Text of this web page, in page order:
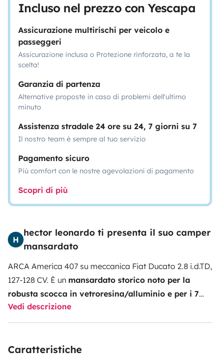
Incluso nel prezzo con Yescapa
Assicurazione multirischi per veicolo e
passeggeri
Assicurazione inclusa o Protezione rinforzata, a te la
scelta!
Garanzia di partenza
Alternative proposte in caso di problemi dell'ultimo
minuto
Assistenza stradale 24 ore su 24, 7 giorni su 7
Il nostro team è sempre al tuo servizio
Pagamento sicuro
Più comfort con le nostre agevolazioni di pagamento
Scopri di più
H
hector leonardo ti presenta il suo camper
mansardato
ARCA America 407 su meccanica Fiat Ducato 2.8 i.d.TD,
127-128 CV. È un mansardato storico noto per la
robusta scocca in vetroresina/alluminio e per i 7
posti letto.Offre una doppia dinette, letti a castello
posteriori, un letto matrimoniale a mansarda e un
popolare per le famiglie grazie allo spazio interno e
Vedi descrizione
Caratteristiche